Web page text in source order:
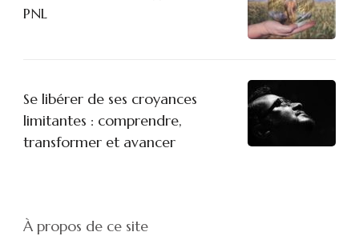
PNL
Se libérer de ses croyances
limitantes : comprendre,
transformer et avancer
À propos de ce site